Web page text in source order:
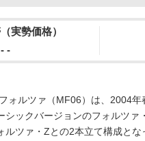
実勢価格）
- -
ォルツァ（MF06）は、2004
シックバージョンのフォルツァ
ルツァ・Zとの2本立て構成と